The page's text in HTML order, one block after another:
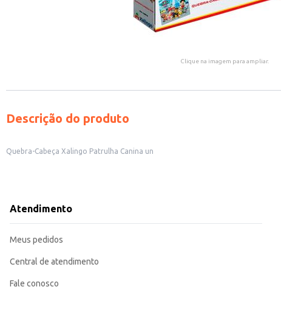
Clique na imagem para ampliar.
Descrição do produto
Quebra-Cabeça Xalingo Patrulha Canina un
Atendimento
Meus pedidos
Central de atendimento
Fale conosco